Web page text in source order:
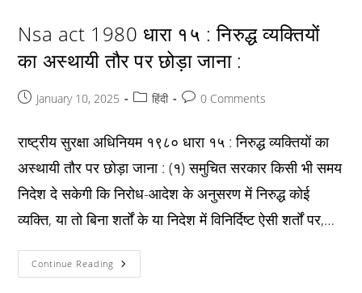
Nsa act 1980 धारा १५ : निरुद्ध व्यक्तियों
का अस्थायी तौर पर छोड़ा जाना :
PostJanuary 10, 2025
Postहिंदी
Post0 Comments
राष्ट्रीय सुरक्षा अधिनियम १९८० धारा १५ : निरुद्ध व्यक्तियों का
अस्थायी तौर पर छोड़ा जाना : (१) समुचित सरकार किसी भी समय
निदेश दे सकेगी कि निरोध-आदेश के अनुसरण में निरुद्ध कोई
व्यक्ति, या तो बिना शर्तों के या निदेश में विनिर्दिष्ट ऐसी शर्तों पर,…
Continue Reading Nsa
Act